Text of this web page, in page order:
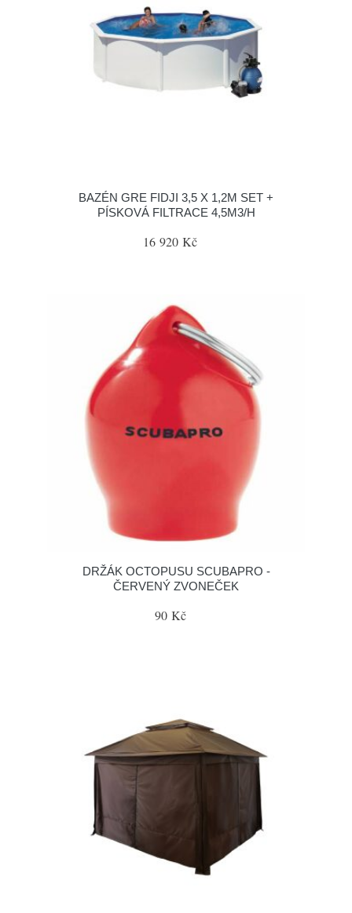
BAZÉN GRE FIDJI 3,5 X 1,2M SET +
PÍSKOVÁ FILTRACE 4,5M3/H
16 920 Kč
DRŽÁK OCTOPUSU SCUBAPRO -
ČERVENÝ ZVONEČEK
90 Kč